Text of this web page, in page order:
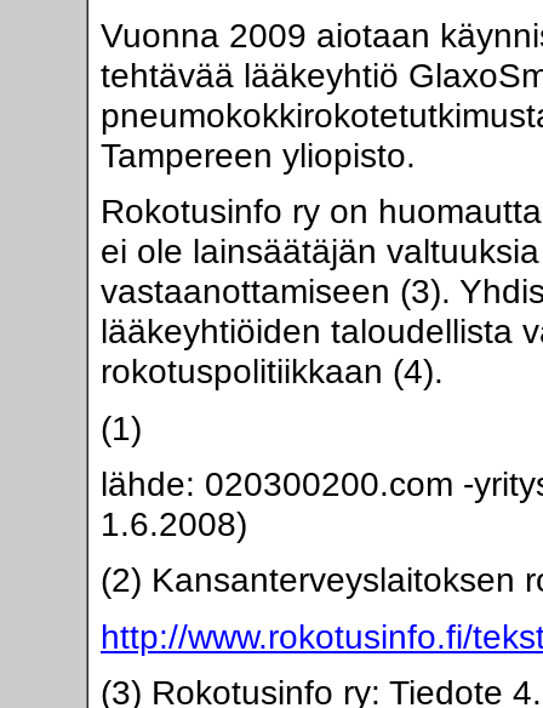
Vuonna 2009 aiotaan
tehtävää lääkeyhtiö
Tampereen yliopisto.
Rokotusinfo ry on
ei ole lainsäätäjän
vastaanottamiseen (3).
lääkeyhtiöiden taloudellista
rokotuspolitiikkaan (4).
(1)
lähde: 020300200.com -
1.6.2008)
(2) Kansanterveyslaitoksen
http://www.rokotusinfo.fi/
(3) Rokotusinfo ry: Tiedote